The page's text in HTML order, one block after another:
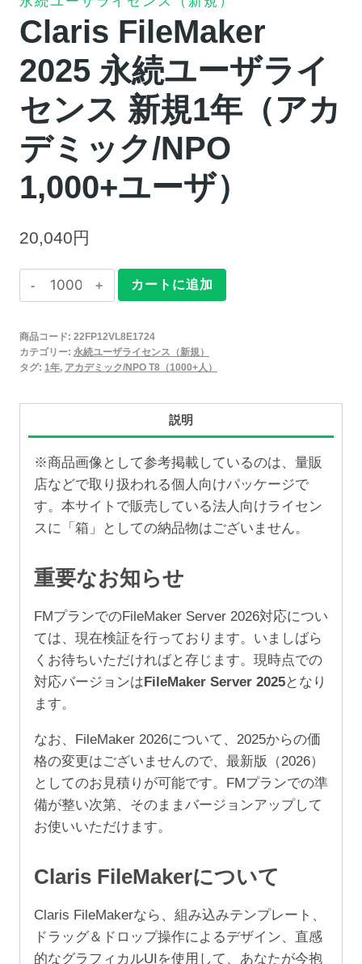
Claris FileMaker
2025 永続ユーザライ
センス 新規1年（アカ
デミック/NPO
1,000+ユーザ）
20,040円
Claris
FileMaker
永
続
ザ
ラ
イ
セ
ン
新
規
1
年
（ア
カ
デ
ッ
ク/NPO
1,000+ユ
ー
ザ）
カートに追加
商品コード: 22FP12VL8E1724
カテゴリー: 永続ユーザライセンス（新規）
タグ: 1年, アカデミック/NPO T8（1000+人）
説明
※商品画像として参考掲載しているのは、量販
店などで取り扱われる個人向けパッケージで
す。本サイトで販売している法人向けライセン
スに「箱」としての納品物はございません。
重要なお知らせ
FMプランでのFileMaker Server 2026対応につい
ては、現在検証を行っております。いましばら
くお待ちいただければと存じます。現時点での
対応バージョンは FileMaker Server 2025となり
ます。
なお、FileMaker 2026について、2025からの価
格の変更はございませんので、最新版（2026）
としてのお見積りが可能です。FMプランでの準
備が整い次第、そのままバージョンアップして
お使いいただけます。
Claris FileMakerについて
Claris FileMakerなら、組み込みテンプレート、
ドラッグ＆ドロップ操作によるデザイン、直感
的なグラフィカルUIを使用して、あなたが今抱